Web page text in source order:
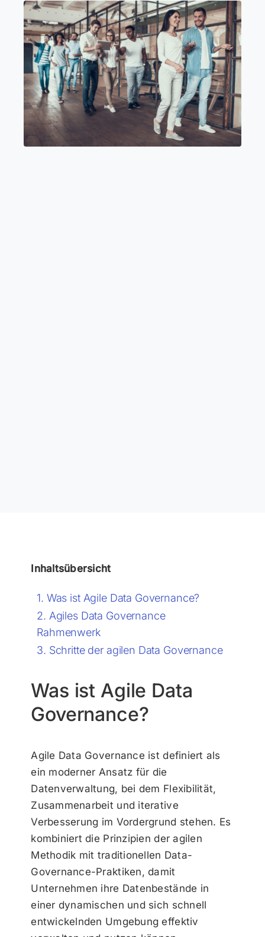
Inhaltsübersicht
Was ist Agile Data Governance?
Agiles Data Governance
Rahmenwerk
Schritte der agilen Data Governance
Was ist Agile Data
Governance?
Agile Data Governance ist definiert als
ein moderner Ansatz für die
Datenverwaltung, bei dem Flexibilität,
Zusammenarbeit und iterative
Verbesserung im Vordergrund stehen. Es
kombiniert die Prinzipien der agilen
Methodik mit traditionellen Data-
Governance-Praktiken, damit
Unternehmen ihre Datenbestände in
einer dynamischen und sich schnell
entwickelnden Umgebung effektiv